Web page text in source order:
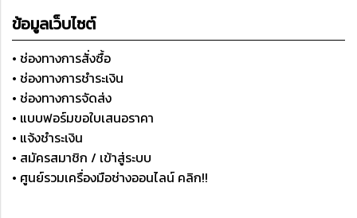
ข้อมูลเว็บไซต์
• ช่องทางการสั่งซื้อ
• ช่องทางการชำระเงิน
• ช่องทางการจัดส่ง
• แบบฟอร์มขอใบเสนอราคา
• แจ้งชำระเงิน
• สมัครสมาชิก / เข้าสู่ระบบ
• ศูนย์รวมเครื่องมือช่างออนไลน์ คลิก!!